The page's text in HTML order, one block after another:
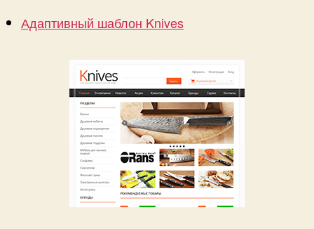
Адаптивный шаблон Knives